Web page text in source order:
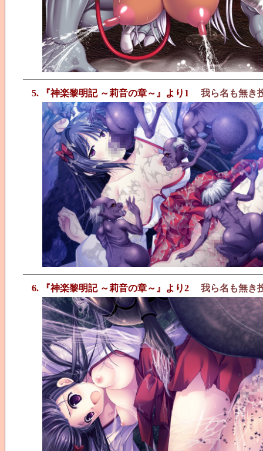
5. 『神楽黎明記 ～莉音の章～』より1 我ら名も無き
6. 『神楽黎明記 ～莉音の章～』より2 我ら名も無き